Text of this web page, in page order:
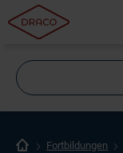
Fortbildungen